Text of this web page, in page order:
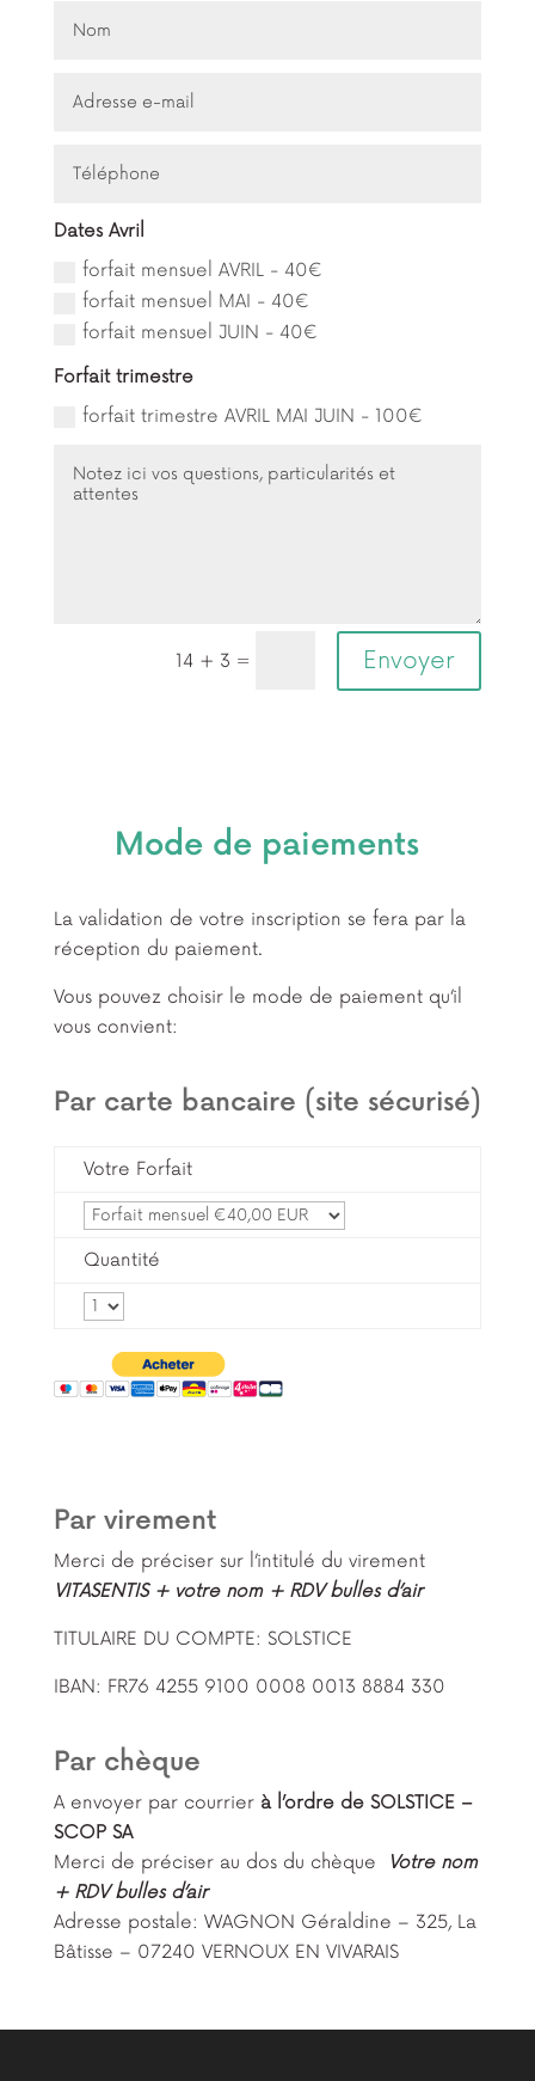
Dates Avril
forfait mensuel AVRIL - 40€
forfait mensuel MAI - 40€
forfait mensuel JUIN - 40€
Forfait trimestre
forfait trimestre AVRIL MAI JUIN - 100€
14 + 3 = Envoyer
Mode de paiements
La validation de votre inscription se fera par la
réception du paiement.
Vous pouvez choisir le mode de paiement qu’il
vous convient:
Par carte bancaire (site sécurisé)
Votre Forfait
Quantité
Par virement
Merci de préciser sur l’intitulé du virement
VITASENTIS + votre nom + RDV bulles d’air
TITULAIRE DU COMPTE: SOLSTICE
IBAN: FR76 4255 9100 0008 0013 8884 330
Par chèque
A envoyer par courrierà l’ordre de SOLSTICE –
SCOP SA
Merci de préciser au dos du chèque
Votre nom
+ RDV bulles d’air
Adresse postale: WAGNON Géraldine – 325, La
Bâtisse – 07240 VERNOUX EN VIVARAIS